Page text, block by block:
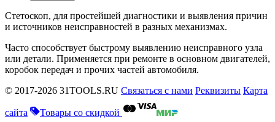
Стетоскоп, для простейшей диагностики и выявления причин
и источников неисправностей в разных механизмах.
Часто способствует быстрому выявлению неисправного узла
или детали. Применяется при ремонте в основном двигателей,
коробок передач и прочих частей автомобиля.
© 2017-2026 31TOOLS.RU Связаться с нами Реквизиты Карта
сайта Товары со скидкой